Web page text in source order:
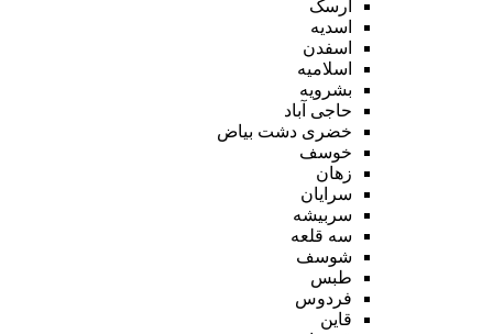
ارسک
اسدیه
اسفدن
اسلامیه
بشرویه
حاجی آباد
خضری دشت بیاض
خوسف
زهان
سرایان
سربیشه
سه قلعه
شوسف
طبس
فردوس
قاین